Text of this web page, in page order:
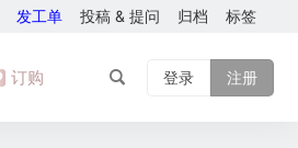
发工单 投稿 & 提问 归档 标签
订购 登录 注册